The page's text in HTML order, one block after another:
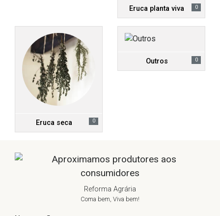
Eruca planta viva 0
Eruca seca 0
Outros 0
Reforma Agrária
Coma bem, Viva bem!